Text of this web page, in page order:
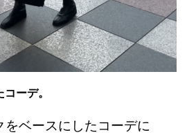
ーデ。
ベースにしたコーデに